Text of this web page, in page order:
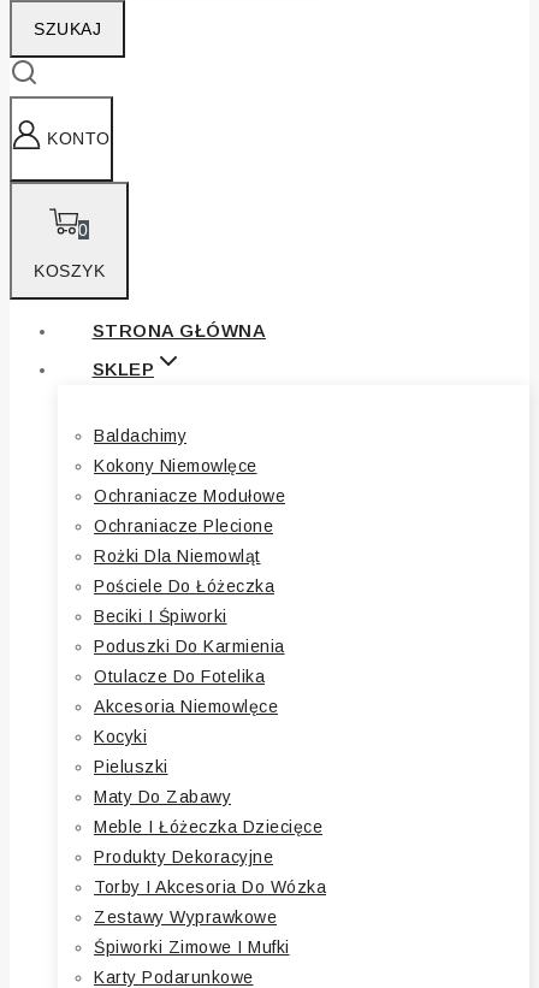
SZUKAJ
KONTO
0
KOSZYK
STRONA GŁÓWNA
SKLEP
Baldachimy
Kokony Niemowlęce
Ochraniacze Modułowe
Ochraniacze Plecione
Rożki Dla Niemowląt
Pościele Do Łóżeczka
Beciki I Śpiworki
Poduszki Do Karmienia
Otulacze Do Fotelika
Akcesoria Niemowlęce
Kocyki
Pieluszki
Maty Do Zabawy
Meble I Łóżeczka Dziecięce
Produkty Dekoracyjne
Torby I Akcesoria Do Wózka
Zestawy Wyprawkowe
Śpiworki Zimowe I Mufki
Karty Podarunkowe